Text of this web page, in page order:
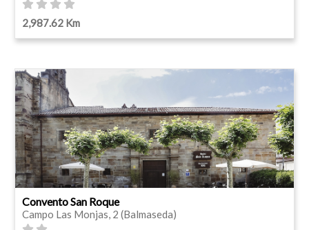
2,987.62 Km
Convento San Roque
Campo Las Monjas, 2 (Balmaseda)